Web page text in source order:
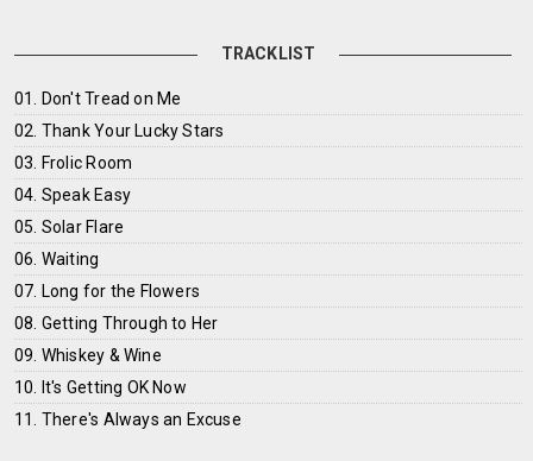
TRACKLIST
01. Don't Tread on Me
02. Thank Your Lucky Stars
03. Frolic Room
04. Speak Easy
05. Solar Flare
06. Waiting
07. Long for the Flowers
08. Getting Through to Her
09. Whiskey & Wine
10. It's Getting OK Now
11. There's Always an Excuse